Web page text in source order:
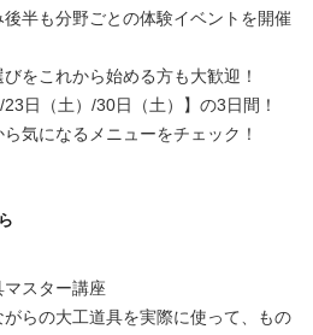
半も分野ごとの体験イベントを開催
をこれから始める方も大歓迎！
日（土）/30日（土）】の3日間！
気になるメニューをチェック！
スター講座
らの大工道具を実際に使って、もの